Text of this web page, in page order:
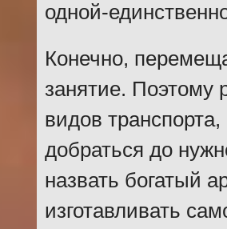
одной-
Конечно,
занятие. Поэтому
видов
добраться до
назвать богатый
изготавливать